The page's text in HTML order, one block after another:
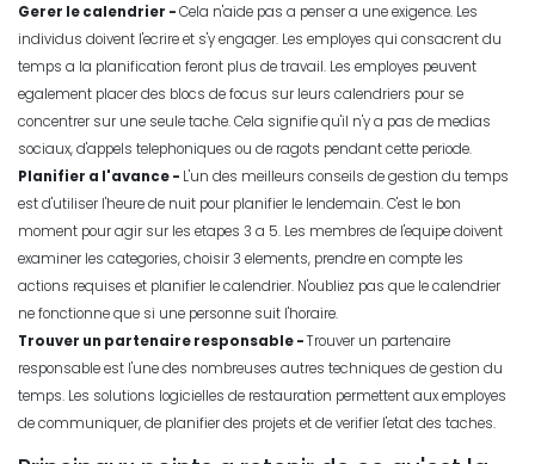
Gerer le calendrier -Cela n'aide pas a penser a une exigence. Les
individus doivent l'ecrire et s'y engager. Les employes qui consacrent du
temps a la planification feront plus de travail. Les employes peuvent
egalement placer des blocs de focus sur leurs calendriers pour se
concentrer sur une seule tache. Cela signifie qu'il n'y a pas de medias
sociaux, d'appels telephoniques ou de ragots pendant cette periode.
Planifier a l'avance - L'un des meilleurs conseils de gestion du temps
est d'utiliser l'heure de nuit pour planifier le lendemain. C'est le bon
moment pour agir sur les etapes 3 a 5. Les membres de l'equipe doivent
examiner les categories, choisir 3 elements, prendre en compte les
actions requises et planifier le calendrier. N'oubliez pas que le calendrier
ne fonctionne que si une personne suit l'horaire.
Trouver un partenaire responsable -Trouver un partenaire
responsable est l'une des nombreuses autres techniques de gestion du
temps. Les solutions logicielles de restauration permettent aux employes
de communiquer, de planifier des projets et de verifier l'etat des taches.